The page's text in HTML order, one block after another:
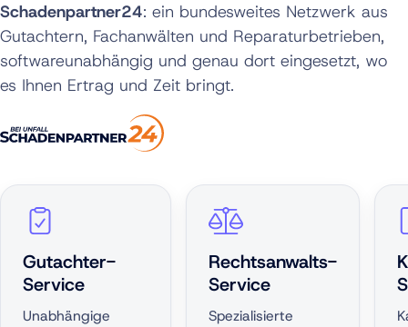
Schadenpartner24: ein bundesweites Netzwerk aus
Gutachtern, Fachanwälten und Reparaturbetrieben,
softwareunabhängig und genau dort eingesetzt, wo
es Ihnen Ertrag und Zeit bringt.
Gutachter-
Service
Unabhängige
Rechtsanwalts-
Service
Spezialisierte